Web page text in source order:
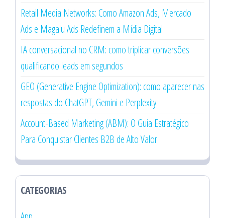
Retail Media Networks: Como Amazon Ads, Mercado
Ads e Magalu Ads Redefinem a Mídia Digital
IA conversacional no CRM: como triplicar conversões
qualificando leads em segundos
GEO (Generative Engine Optimization): como aparecer nas
respostas do ChatGPT, Gemini e Perplexity
Account-Based Marketing (ABM): O Guia Estratégico
Para Conquistar Clientes B2B de Alto Valor
CATEGORIAS